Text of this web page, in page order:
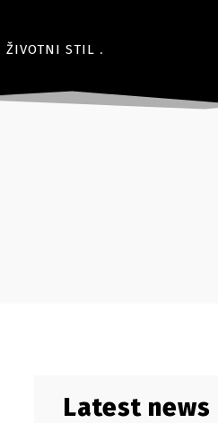
ŽIVOTNI STIL
Latest news